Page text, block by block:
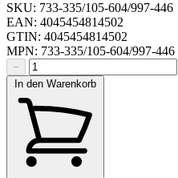
SKU: 733-335/105-604/997-446
EAN: 4045454814502
GTIN: 4045454814502
MPN: 733-335/105-604/997-446
−
In den Warenkorb